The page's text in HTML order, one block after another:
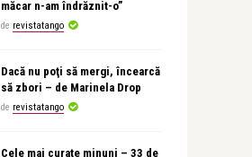
măcar n-am îndrăznit-o”
de revistatango
Dacă nu poţi să mergi, încearcă
să zbori – de Marinela Drop
de revistatango
Cele mai curate minuni – 33 de